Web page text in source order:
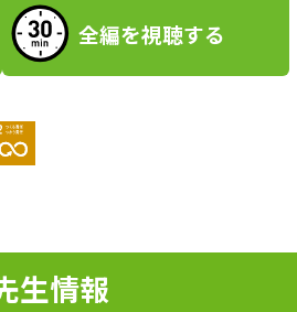
i
e
全編を視聴する
生情報